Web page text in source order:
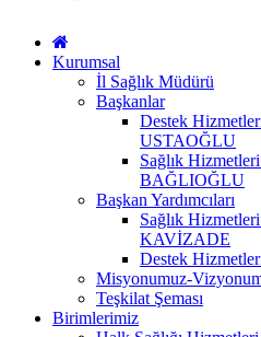
Kurumsal
İl Sağlık Müdürü
Başkanlar
Destek
USTAOĞLU
Sağlık
BAĞLIOĞLU
Başkan Yardımcıları
Sağlık Hizmetleri
KAVİZADE
Destek
Misyonumuz-
Teşkilat Şeması
Birimlerimiz